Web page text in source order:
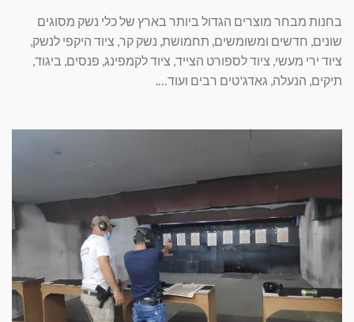
בחנות מבחר מוצרים הגדול ביותר בארץ של כלי נשק מסוגים
שונים, חדשים ומשומשים, תחמושת, נשק קר, ציוד היקפי לנשק,
ציוד ירי מעשי, ציוד לספורט הצייד, ציוד לקמפינג, פנסים, ביגוד,
תיקים, הנעלה, גאדג'טים רבים ועוד….